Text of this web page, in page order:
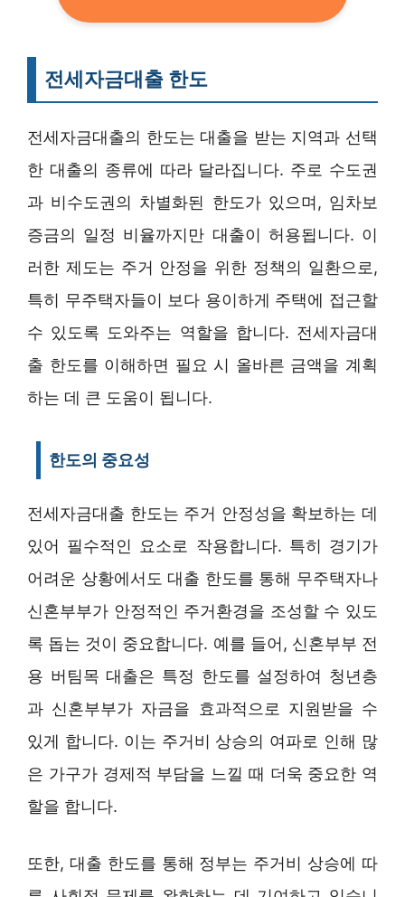
전세자금대출 한도
전세자금대출의 한도는 대출을 받는 지역과 선택
한 대출의 종류에 따라 달라집니다. 주로 수도권
과 비수도권의 차별화된 한도가 있으며, 임차보
증금의 일정 비율까지만 대출이 허용됩니다. 이
러한 제도는 주거 안정을 위한 정책의 일환으로,
특히 무주택자들이 보다 용이하게 주택에 접근할
수 있도록 도와주는 역할을 합니다. 전세자금대
출 한도를 이해하면 필요 시 올바른 금액을 계획
하는 데 큰 도움이 됩니다.
한도의 중요성
전세자금대출 한도는 주거 안정성을 확보하는 데
있어 필수적인 요소로 작용합니다. 특히 경기가
어려운 상황에서도 대출 한도를 통해 무주택자나
신혼부부가 안정적인 주거환경을 조성할 수 있도
록 돕는 것이 중요합니다. 예를 들어, 신혼부부 전
용 버팀목 대출은 특정 한도를 설정하여 청년층
과 신혼부부가 자금을 효과적으로 지원받을 수
있게 합니다. 이는 주거비 상승의 여파로 인해 많
은 가구가 경제적 부담을 느낄 때 더욱 중요한 역
할을 합니다.
또한, 대출 한도를 통해 정부는 주거비 상승에 따